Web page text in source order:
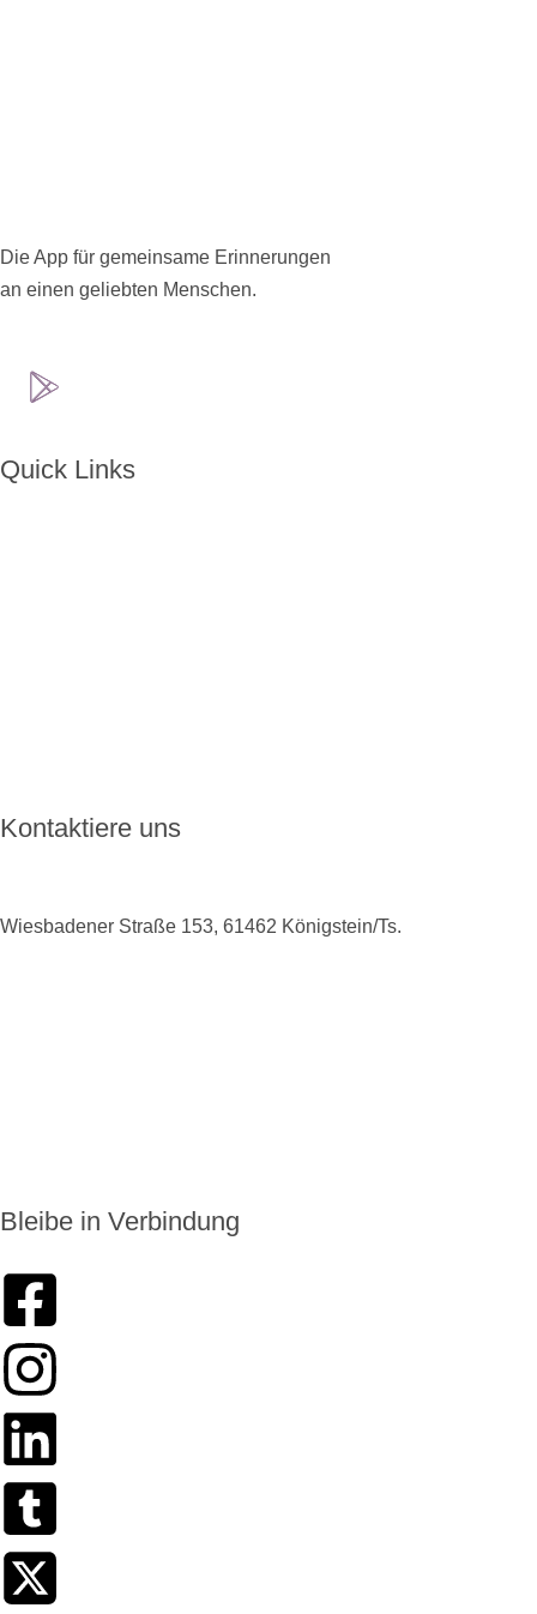
Die App für gemeinsame Erinnerungen
an einen geliebten Menschen.
Quick Links
Kontaktiere uns
Wiesbadener Straße 153, 61462 Königstein/Ts.
Bleibe in Verbindung